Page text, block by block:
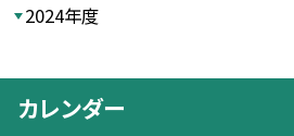
2024年度
カレンダー